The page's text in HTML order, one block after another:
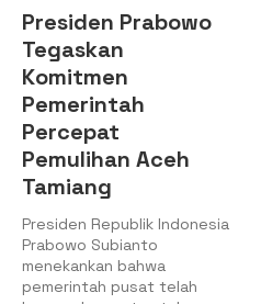
Presiden Prabowo
Tegaskan
Komitmen
Pemerintah
Percepat
Pemulihan Aceh
Tamiang
Presiden Republik Indonesia
Prabowo Subianto
menekankan bahwa
pemerintah pusat telah